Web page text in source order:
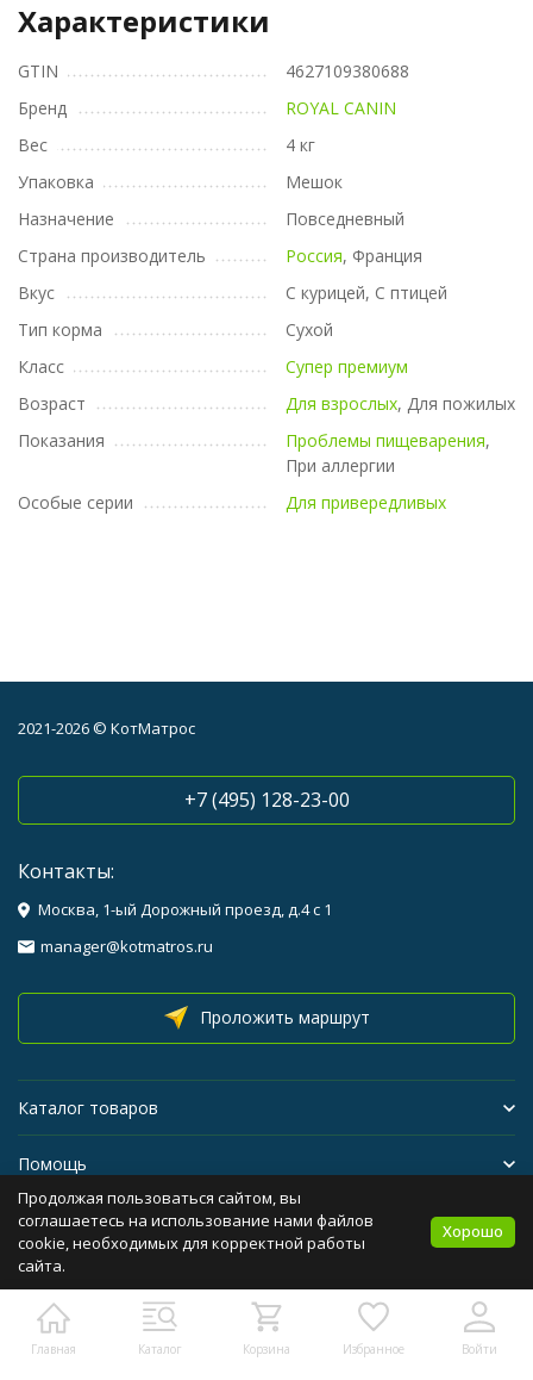
Характеристики
GTIN
4627109380688
Бренд
ROYAL CANIN
Вес
4 кг
Упаковка
Мешок
Назначение
Повседневный
Страна производитель
Россия, Франция
Вкус
С курицей, С птицей
Тип корма
Сухой
Класс
Супер премиум
Возраст
Для взрослых, Для пожилых
Показания
Проблемы пищеварения,
При аллергии
Особые серии
Для привередливых
Главная Каталог Корзина Избранное Войти
2021-2026 © КотМатрос
+7 (495) 128-23-00
Контакты:
Москва, 1-ый Дорожный проезд, д.4 с 1
manager@kotmatros.ru
Проложить маршрут
Каталог товаров
Помощь
Бренды
Политика персональных данных Карта сайта
Продолжая пользоваться сайтом, вы
соглашаетесь на использование нами файлов
cookie, необходимых для корректной работы
сайта.
Хорошо